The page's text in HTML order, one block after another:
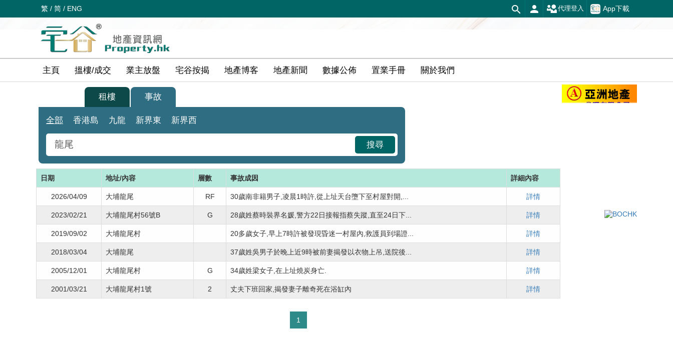
繁 / 简 / ENG App下載
代理登入
主頁 搵樓/成交 業主放盤 宅谷按揭 地產博客 地產新聞 數據公佈 置業手冊 關於我們
租樓 事故
全部 香港島 九龍 新界東 新界西
搜尋
日期 地址/內容 層數 事故成因 詳細內容
2026/04/09 大埔龍尾 RF 30歲南非籍男子,凌晨1時許,從上址天台墮下至村屋對開,... 詳情
2023/02/21 大埔龍尾村56號B G 28歲姓蔡時裝界名媛,警方22日接報指蔡失蹤,直至24日下... 詳情
2019/09/02 大埔龍尾村 20多歲女子,早上7時許被發現昏迷一村屋內,救護員到場證... 詳情
2018/03/04 大埔龍尾 37歲姓吳男子於晚上近9時被前妻揭發以衣物上吊,送院後... 詳情
2005/12/01 大埔龍尾村 G 34歲姓梁女子,在上址燒炭身亡. 詳情
2001/03/21 大埔龍尾村1號 2 丈夫下班回家,揭發妻子離奇死在浴缸內 詳情
1